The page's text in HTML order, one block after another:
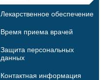
Лекарственное обеспечение
Время приема врачей
Защита персональных
данных
Контактная информация